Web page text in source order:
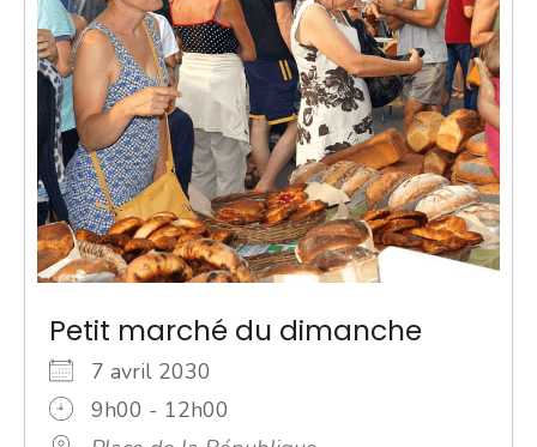
Petit marché du dimanche
7 avril 2030
9h00 - 12h00